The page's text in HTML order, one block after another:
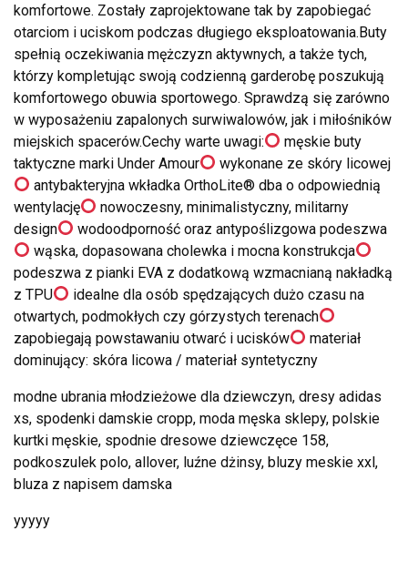
komfortowe. Zostały zaprojektowane tak by zapobiegać
otarciom i uciskom podczas długiego eksploatowania.Buty
spełnią oczekiwania mężczyzn aktywnych, a także tych,
którzy kompletując swoją codzienną garderobę poszukują
komfortowego obuwia sportowego. Sprawdzą się zarówno
w wyposażeniu zapalonych surwiwalowów, jak i miłośników
miejskich spacerów.Cechy warte uwagi:
męskie buty
taktyczne marki Under Amour
wykonane ze skóry licowej
antybakteryjna wkładka OrthoLite® dba o odpowiednią
wentylację
nowoczesny, minimalistyczny, militarny
design
wodoodporność oraz antypoślizgowa podeszwa
wąska, dopasowana cholewka i mocna konstrukcja
podeszwa z pianki EVA z dodatkową wzmacnianą nakładką
z TPU
idealne dla osób spędzających dużo czasu na
otwartych, podmokłych czy górzystych terenach
zapobiegają powstawaniu otwarć i ucisków
materiał
dominujący: skóra licowa / materiał syntetyczny
modne ubrania młodzieżowe dla dziewczyn, dresy adidas
xs, spodenki damskie cropp, moda męska sklepy, polskie
kurtki męskie, spodnie dresowe dziewczęce 158,
podkoszulek polo, allover, luźne dżinsy, bluzy meskie xxl,
bluza z napisem damska
yyyyy